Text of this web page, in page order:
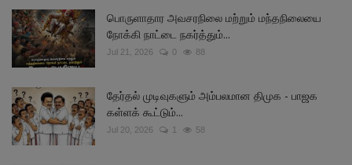
பொருளாதார அவசரநிலை மற்றும் மந்தநிலையை
நோக்கி நாட்டை நகர்த்தும்...
Jul 21, 2026 0 88
தேர்தல் முடிவுகளும் அம்பலமான திமுக - பாஜக
கள்ளக் கூட்டும்...
Jul 20, 2026 1 58